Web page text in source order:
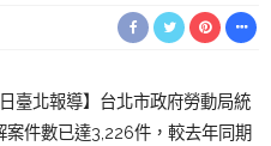
臺北報導】台北市政府勞動局統
件數已達3,226件，較去年同期